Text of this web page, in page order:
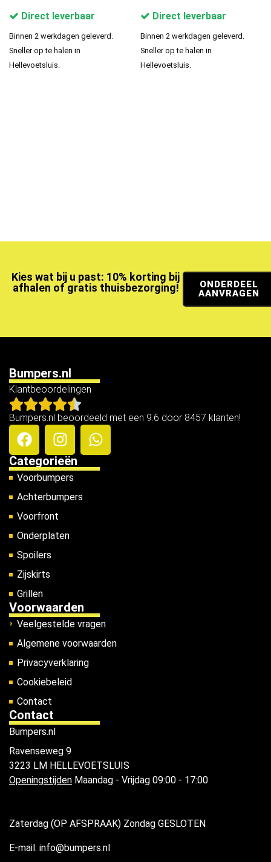
Direct leverbaar
Binnen 2 werkdagen geleverd.
Sneller op te halen in
Hellevoetsluis.
Direct leverbaar
Binnen 2 werkdagen geleverd.
Sneller op te halen in
Hellevoetsluis.
Kies wat bij u past: 10% korting bij
afhalen of gratis thuisbezorging!
ONDERDEEL
AANVRAGEN
Bumpers.nl
Klantbeoordelingen
Bumpers.nl beoordeeld met een 9.6 door 8457 klanten!
Categorieën
Voorbumpers
Achterbumpers
Voorfront
Onderplaten
Spoilers
Zijskirts
Grillen
Voorwaarden
Veelgestelde vragen
Algemene voorwaarden
Privacyverklaring
Cookiebeleid
Contact
Contact
Bumpers.nl
Ravenseweg 9
3223 LM HELLEVOETSLUIS
Openingstijden Maandag - Vrijdag 09:00 - 17:00
Zaterdag (OP AFSPRAAK) Zondag GESLOTEN
E-mail: info@bumpers.nl